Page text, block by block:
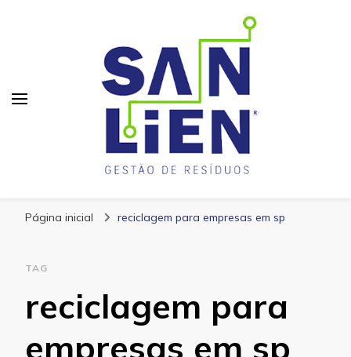
Página inicial reciclagem para empresas em sp
TAG
reciclagem para
empresas em sp